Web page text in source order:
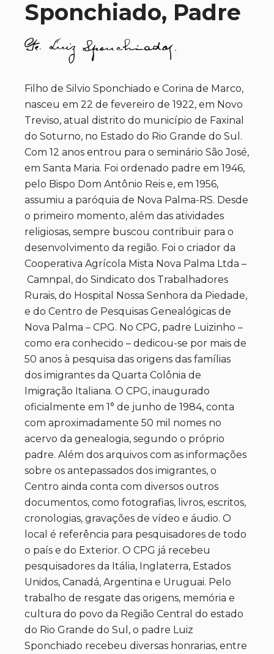
Sponchiado, Padre
Filho de Silvio Sponchiado e Corina de Marco,
nasceu em 22 de fevereiro de 1922, em Novo
Treviso, atual distrito do município de Faxinal
do Soturno, no Estado do Rio Grande do Sul.
Com 12 anos entrou para o seminário São José,
em Santa Maria. Foi ordenado padre em 1946,
pelo Bispo Dom Antônio Reis e, em 1956,
assumiu a paróquia de Nova Palma-RS. Desde
o primeiro momento, além das atividades
religiosas, sempre buscou contribuir para o
desenvolvimento da região. Foi o criador da
Cooperativa Agrícola Mista Nova Palma Ltda –
Camnpal, do Sindicato dos Trabalhadores
Rurais, do Hospital Nossa Senhora da Piedade,
e do Centro de Pesquisas Genealógicas de
Nova Palma – CPG. No CPG, padre Luizinho –
como era conhecido – dedicou-se por mais de
50 anos à pesquisa das origens das famílias
dos imigrantes da Quarta Colônia de
Imigração Italiana. O CPG, inaugurado
oficialmente em 1° de junho de 1984, conta
com aproximadamente 50 mil nomes no
acervo da genealogia, segundo o próprio
padre. Além dos arquivos com as informações
sobre os antepassados dos imigrantes, o
Centro ainda conta com diversos outros
documentos, como fotografias, livros, escritos,
cronologias, gravações de vídeo e áudio. O
local é referência para pesquisadores de todo
o país e do Exterior. O CPG já recebeu
pesquisadores da Itália, Inglaterra, Estados
Unidos, Canadá, Argentina e Uruguai. Pelo
trabalho de resgate das origens, memória e
cultura do povo da Região Central do estado
do Rio Grande do Sul, o padre Luiz
Sponchiado recebeu diversas honrarias, entre